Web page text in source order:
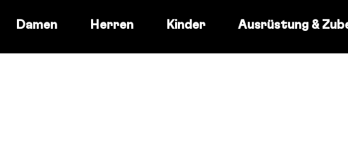
Damen Herren Kinder Ausrüstung &